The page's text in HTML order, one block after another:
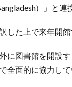
）」と
した上で来年開館
に図書館を開設
全面的に協力して